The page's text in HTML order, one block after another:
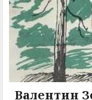
Валентин